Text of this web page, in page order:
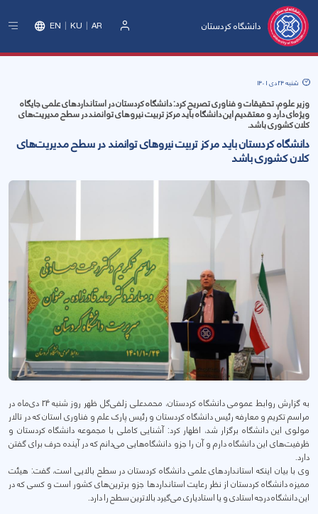
دانشگاه کردستان EN KU AR
شنبه 24 دی 1401
وزیر علوم، تحقیقات و فناوری تصریح کرد: دانشگاه کردستان در استانداردهای علمی جایگاه
ویژه‌ای دارد و معتقدیم این دانشگاه باید مرکز تربیت نیروهای توانمند در سطح مدیریت‌های
کلان کشوری باشد.
دانشگاه کردستان باید مرکز تربیت نیروهای توانمند در سطح مدیریت‌های
کلان کشوری باشد
به گزارش روابط عمومی دانشگاه کردستان، محمدعلی زلفی‌گل ظهر روز شنبه 24 دی‌ماه در
مراسم تکریم و معارفه رئیس دانشگاه کردستان و رئیس پارک علم و فناوری استان که در تالار
مولوی این دانشگاه برگزار شد، اظهار کرد: آشنایی کاملی با مجموعه دانشگاه کردستان و
ظرفیت‌های این دانشگاه دارم و آن را جزو دانشگاه‌هایی می‌دانم که در آینده حرف برای گفتن
دارد.
وی با بیان اینکه استانداردهای علمی دانشگاه کردستان در سطح بالایی است، گفت: هیئت
ممیزه دانشگاه کردستان از نظر رعایت استانداردها جزو برترین‌های کشور است و کسی که در
این دانشگاه درجه استادی و یا استادیاری می‌گیرد بالاترین سطح را دارد.